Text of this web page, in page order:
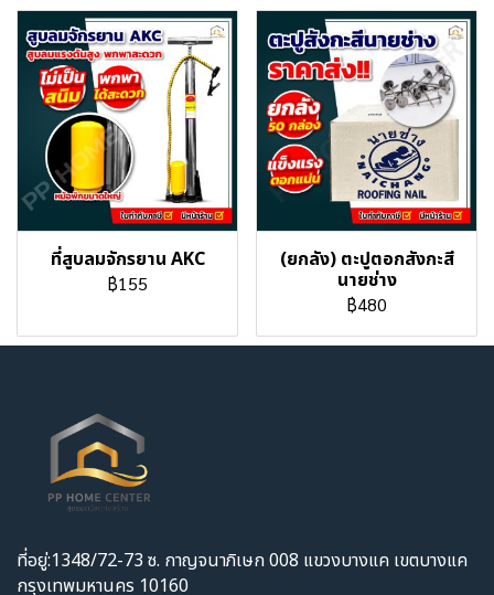
ที่สูบลมจักรยาน AKC
฿155
(ยกลัง) ตะปูตอกสังกะสี
นายช่าง
฿480
ที่อยู่:1348/72-73 ซ. กาญจนาภิเษก 008 แขวงบางแค เขตบางแค
กรุงเทพมหานคร 10160